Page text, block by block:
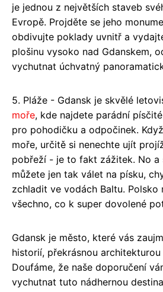
je jednou z největších staveb
Evropě. Projděte se jeho
obdivujte poklady uvnitř a
plošinu vysoko nad Gdanskem,
vychutnat úchvatný
5. Pláže - Gdansk je skvělé
moře, kde najdete parádní
pro pohodičku a odpočinek.
moře, určitě si nenechte ujít
pobřeží - je to fakt zážitek. No a
můžete jen tak válet na písku,
zchladit ve vodách Baltu.
všechno, co k super dovolené
Gdansk je město, které vás
historií, překrásnou
Doufáme, že naše doporučení
vychutnat tuto nádhernou